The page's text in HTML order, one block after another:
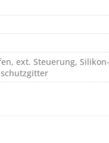
ext. Steuerung,